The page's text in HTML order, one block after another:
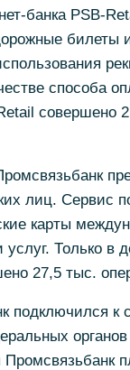
банка PSB-
билеты
способа
лиц. Сервис
карты
Только в
27,5 тыс.
подключился к